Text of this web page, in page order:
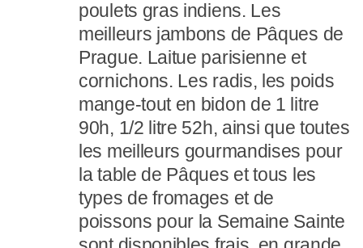
poulets gras indiens. Les
meilleurs jambons de Pâques de
Prague. Laitue parisienne et
cornichons. Les radis, les poids
mange-tout en bidon de 1 litre
90h, 1/2 litre 52h, ainsi que toutes
les meilleurs gourmandises pour
la table de Pâques et tous les
types de fromages et de
poissons pour la Semaine Sainte